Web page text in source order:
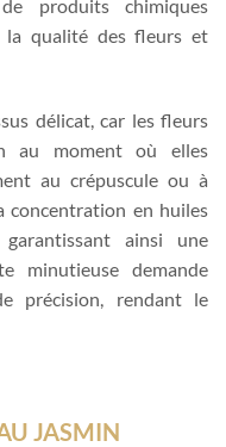
produits chimiques
la qualité des fleurs et
délicat, car les fleurs
au moment où elles
au crépuscule ou à
concentration en huiles
ainsi une
minutieuse demande
précision, rendant le
JASMIN